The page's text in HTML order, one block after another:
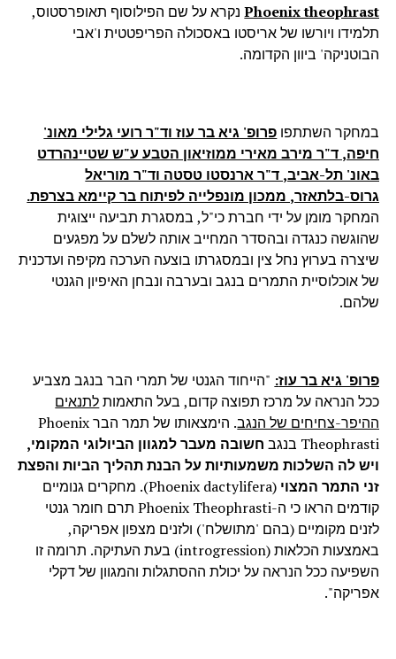
Phoenix theophrast נקרא על שם הפילוסוף תאופרסטוס,
תלמידו ויורשו של אריסטו באסכולה הפריפטטית ו'אבי
הבוטניקה' ביוון הקדומה.
במחקר השתתפו פרופ' גיא בר עוז וד"ר רועי גלילי מאונ'
חיפה, ד"ר מירב מאירי ממוזיאון הטבע ע"ש שטיינהרדט
באונ' תל-אביב, ד"ר ארנסטו טסטה וד"ר מוריאל
גרוס-בלתאזר, ממכון מונפלייה לפיתוח בר קיימא בצרפת.
המחקר מומן על ידי חברת כי"ל, במסגרת תביעה ייצוגית
שהוגשה כנגדה ובהסדר המחייב אותה לשלם על מפגעים
שיצרה בערוץ נחל צין ובמסגרתו בוצעה הערכה מקיפה ועדכנית
של אוכלוסיית התמרים בנגב ובערבה ונבחן האיפיון הגנטי
שלהם.
פרופ' גיא בר עוז: "הייחוד הגנטי של תמרי הבר בנגב מצביע
ככל הנראה על מרכז תפוצה קדום, בעל התאמותלתנאים
ההיפר-צחיחים של הנגב. הימצאותו של תמר הברPhoenix
Theophrasti בנגב חשובה מעבר למגוון הביולוגי המקומי,
ויש לה השלכות משמעותיות על הבנת תהליך הביות והפצת
זני התמר המצוי (
Phoenix dactylifera). מחקרים גנומיים
קודמים הראו כי ה-Phoenix Theophrastiתרם חומר גנטי
לזנים מקומיים (בהם 'מתושלח') ולזנים מצפון אפריקה,
באמצעות הכלאות (introgression) בעת העתיקה. תרומה זו
השפיעה ככל הנראה על יכולת ההסתגלות והמגוון של דקלי
אפריקה".